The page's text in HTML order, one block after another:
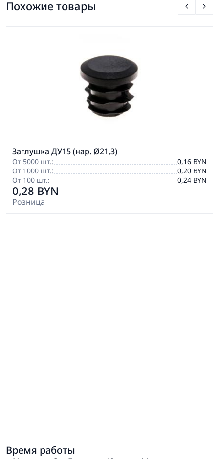
Похожие товары
Заглушка ДУ15 (нар. Ø21,3)
От 5000 шт.:
0,16 BYN
От 1000 шт.:
0,20 BYN
От 100 шт.:
0,24 BYN
0,28 BYN
Розница
Время работы